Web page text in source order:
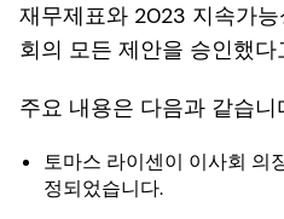
재무제표와 2023 지속가
회의 모든 제안을 승인했
주요 내용은 다음과 같습니
토마스 라이센이 이사회 의
정되었습니다.